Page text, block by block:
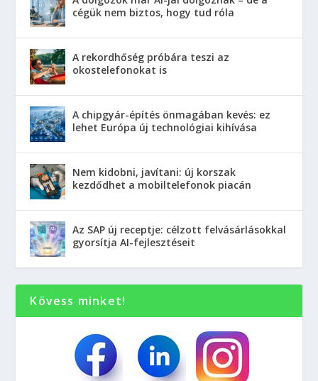
cégük nem biztos, hogy tud róla
A rekordhőség próbára teszi az
okostelefonokat is
A chipgyár-építés önmagában kevés: ez
lehet Európa új technológiai kihívása
Nem kidobni, javítani: új korszak
kezdődhet a mobiltelefonok piacán
Az SAP új receptje: célzott felvásárlásokkal
gyorsítja AI-fejlesztéseit
Kövess minket!